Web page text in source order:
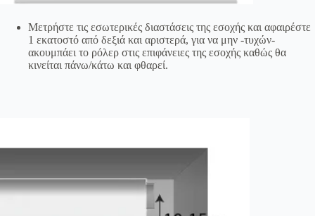
Μετρήστε τις εσωτερικές διαστάσεις της εσοχής και αφαιρέστε
1 εκατοστό από δεξιά και αριστερά, για να μην -τυχών-
ακουμπάει το ρόλερ στις επιφάνειες της εσοχής καθώς θα
κινείται πάνω/κάτω και φθαρεί.